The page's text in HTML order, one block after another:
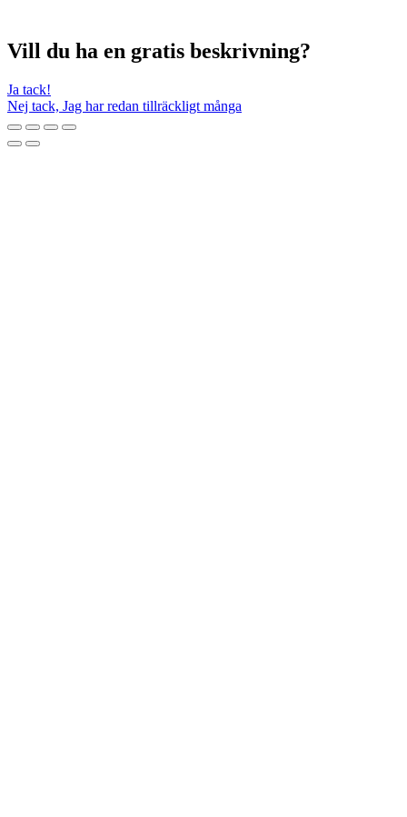
Vill du ha en gratis beskrivning?
Ja tack!
Nej tack, Jag har redan tillräckligt många